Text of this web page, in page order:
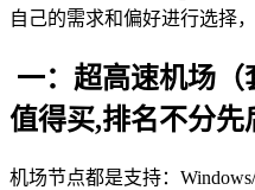
自己的需求和偏好进行选择
一：超高速机场（
值得买,排名不分先
机场节点都是支持：Windows/